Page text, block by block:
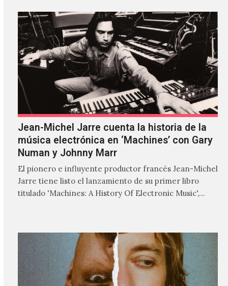
Jean-Michel Jarre cuenta la historia de la
música electrónica en ‘Machines’ con Gary
Numan y Johnny Marr
El pionero e influyente productor francés Jean-Michel
Jarre tiene listo el lanzamiento de su primer libro
titulado 'Machines: A History Of Electronic Music',